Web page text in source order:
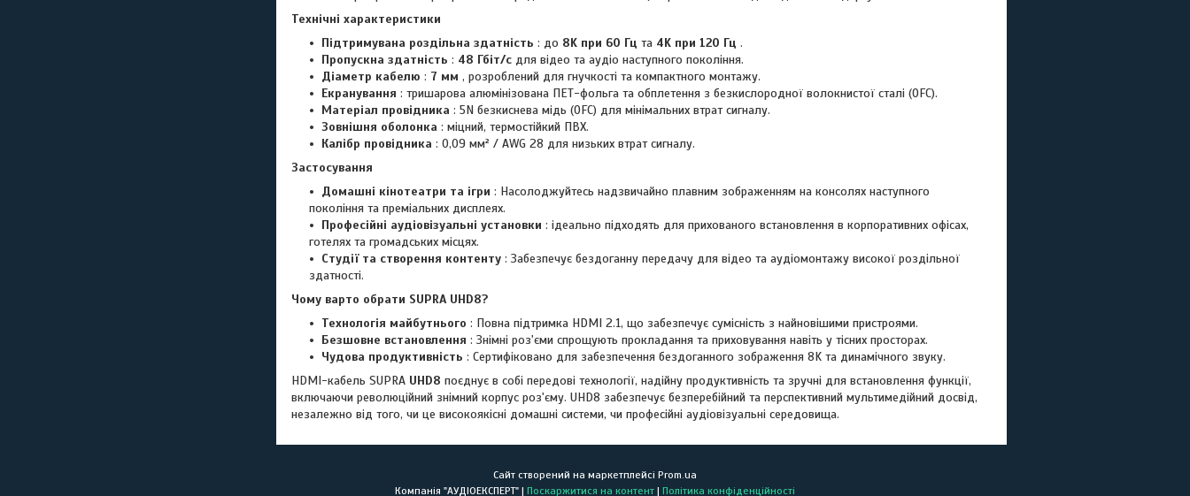
Технічні характеристики
Підтримувана роздільна здатність : до 8K при 60 Гц та 4K при 120 Гц .
Пропускна здатність : 48 Гбіт/с для відео та аудіо наступного покоління.
Діаметр кабелю : 7 мм , розроблений для гнучкості та компактного монтажу.
Екранування : тришарова алюмінізована ПЕТ-фольга та обплетення з безкислородної волокнистої сталі (OFC).
Матеріал провідника : 5N безкиснева мідь (OFC) для мінімальних втрат сигналу.
Зовнішня оболонка : міцний, термостійкий ПВХ.
Калібр провідника : 0,09 мм² / AWG 28 для низьких втрат сигналу.
Застосування
Домашні кінотеатри та ігри : Насолоджуйтесь надзвичайно плавним зображенням на консолях наступного
покоління та преміальних дисплеях.
Професійні аудіовізуальні установки : ідеально підходять для прихованого встановлення в корпоративних офісах,
готелях та громадських місцях.
Студії та створення контенту : Забезпечує бездоганну передачу для відео та аудіомонтажу високої роздільної
здатності.
Чому варто обрати SUPRA UHD8?
Технологія майбутнього : Повна підтримка HDMI 2.1, що забезпечує сумісність з найновішими пристроями.
Безшовне встановлення : Знімні роз'єми спрощують прокладання та приховування навіть у тісних просторах.
Чудова продуктивність : Сертифіковано для забезпечення бездоганного зображення 8K та динамічного звуку.
HDMI-кабель SUPRA UHD8 поєднує в собі передові технології, надійну продуктивність та зручні для встановлення функції,
включаючи революційний знімний корпус роз'єму. UHD8 забезпечує безперебійний та перспективний мультимедійний досвід,
незалежно від того, чи це високоякісні домашні системи, чи професійні аудіовізуальні середовища.
Сайт створений на маркетплейсі Prom.ua
Компанія "АУДІОЕКСПЕРТ" | Поскаржитися на контент | Політика конфіденційності